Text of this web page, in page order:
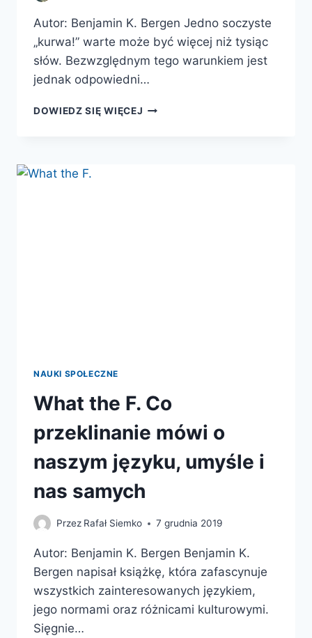
Autor: Benjamin K. Bergen Jedno soczyste
„kurwa!” warte może być więcej niż tysiąc
słów. Bezwzględnym tego warunkiem jest
jednak odpowiedni…
DOWIEDZ SIĘ WIĘCEJ WHAT
NAUKI SPOŁECZNE
What the F. Co
przeklinanie mówi o
naszym języku, umyśle i
nas samych
Przez Rafał Siemko 7 grudnia 2019
Autor: Benjamin K. Bergen Benjamin K.
Bergen napisał książkę, która zafascynuje
wszystkich zainteresowanych językiem,
jego normami oraz różnicami kulturowymi.
Sięgnie…